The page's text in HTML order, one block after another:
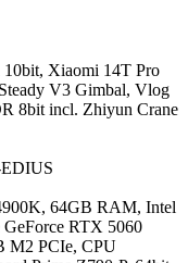
Xiaomi 14T Pro
V3 Gimbal, Vlog
8bit incl. Zhiyun Crane
64GB RAM, Intel
RTX 5060
M2 PCIe, CPU